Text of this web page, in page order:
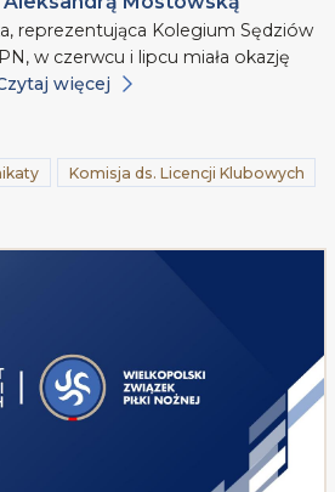
reprezentująca Kolegium Sędziów
w czerwcu i lipcu miała okazję
więcej
Komisja ds. Licencji Klubowych